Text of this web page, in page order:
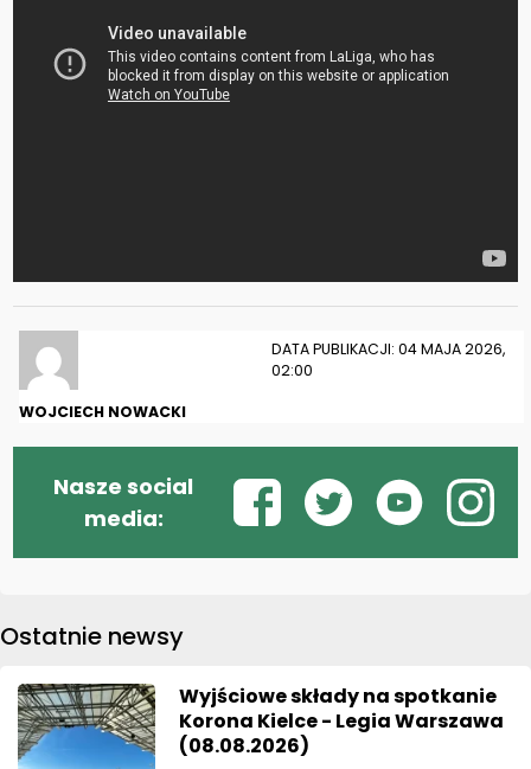
DATA PUBLIKACJI: 04 MAJA 2026,
02:00
WOJCIECH NOWACKI
Nasze social
media:
Ostatnie newsy
Wyjściowe składy na spotkanie
Korona Kielce - Legia Warszawa
(08.08.2026)